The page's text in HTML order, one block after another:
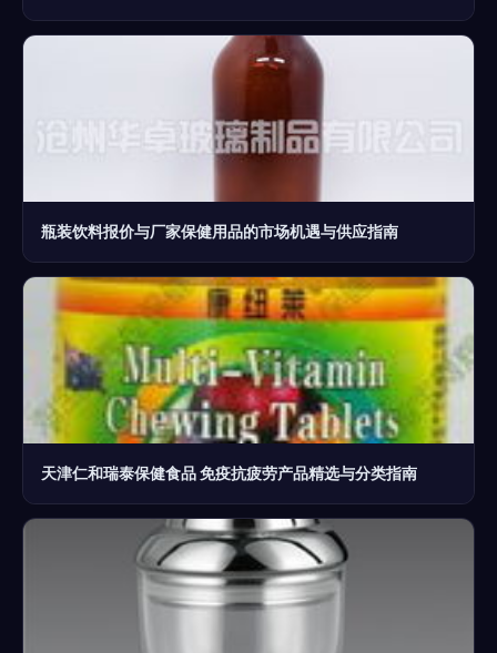
瓶装饮料报价与厂家保健用品的市场机遇与供应指南
天津仁和瑞泰保健食品 免疫抗疲劳产品精选与分类指南